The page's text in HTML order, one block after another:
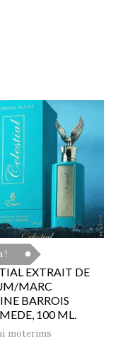
!
EXTRAIT DE
MARC
BARROIS
100 ML.
moterims